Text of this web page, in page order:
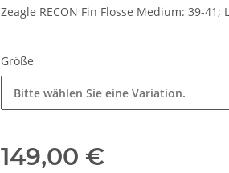
Zeagle RECON Fin Flosse Medium: 39-41;
Größe
Bitte wählen Sie eine Variation.
149,00 €